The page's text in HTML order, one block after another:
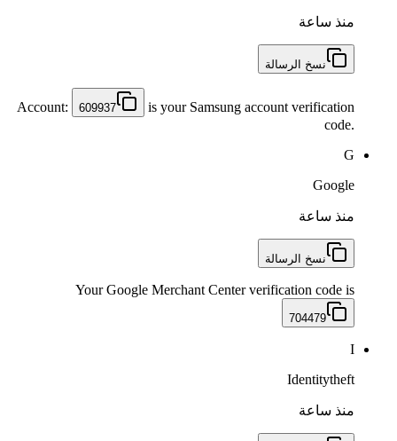
منذ ساعة
نسخ الرسالة
Account: 609937
is your Samsung account verification
code.
G
Google
منذ ساعة
نسخ الرسالة
Your Google Merchant Center verification code is
704479
I
Identitytheft
منذ ساعة